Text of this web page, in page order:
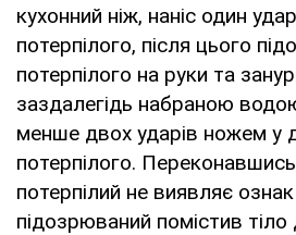
кухонний ніж, наніс один
потерпілого, після цього
потерпілого на руки та
заздалегідь набраною
менше двох ударів ножем у
потерпілого.
потерпілий не виявляє
підозрюваний помістив